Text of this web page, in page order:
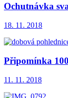
Ochutnávka
18. 11. 2018
Připomínka
11. 11. 2018